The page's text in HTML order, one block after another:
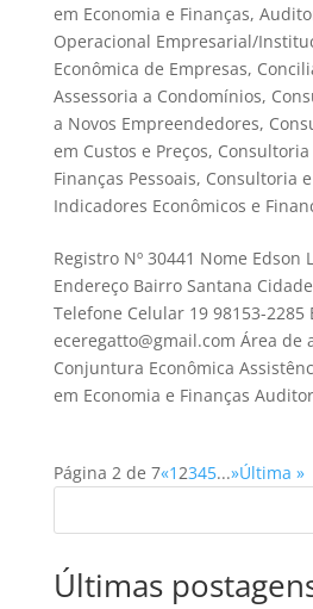
em Economia e Finanças,
Operacional Empresarial/
Econômica de Empresas,
Assessoria a Condomínios,
a Novos Empreendedores,
em Custos e Preços, Consultoria
Finanças Pessoais, Consultoria
Indicadores Econômicos e
Registro Nº 30441 Nome Edson
Endereço Bairro Santana Cidade
Telefone Celular 19 98153-2285
eceregatto@gmail.com Área de
Conjuntura Econômica
em Economia e Finanças
Página 2 de 7«12345...»Última »
Últimas